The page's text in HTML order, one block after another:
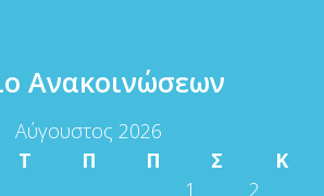
Ανακοινώσεων
Αύγουστος 2026
Τ Π Π Σ
Κ
1
2